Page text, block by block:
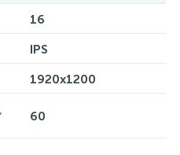
16
IPS
1920x1200
60